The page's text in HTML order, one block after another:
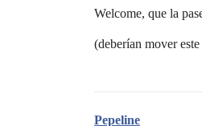
Welcome, que la
(deberían mover
Pepeline